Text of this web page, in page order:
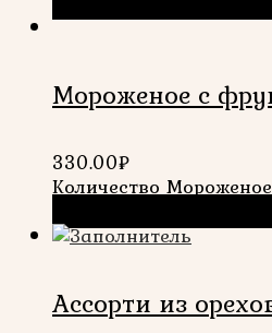
Мороженое с
330.00₽
Количество
Ассорти из